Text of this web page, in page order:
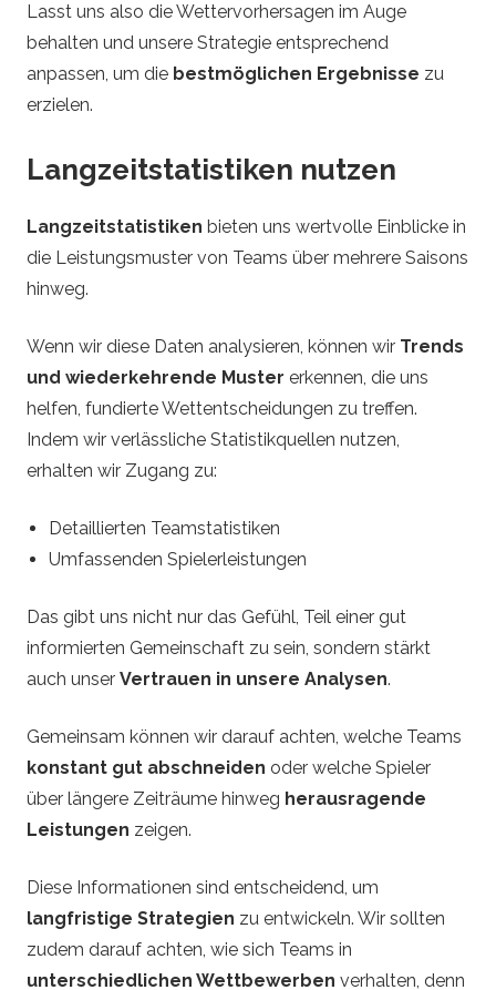
Lasst uns also die Wettervorhersagen im Auge
behalten und unsere Strategie entsprechend
anpassen, um die bestmöglichen Ergebnisse zu
erzielen.
Langzeitstatistiken nutzen
Langzeitstatistiken bieten uns wertvolle Einblicke in
die Leistungsmuster von Teams über mehrere Saisons
hinweg.
Wenn wir diese Daten analysieren, können wir Trends
und wiederkehrende Muster erkennen, die uns
helfen, fundierte Wettentscheidungen zu treffen.
Indem wir verlässliche Statistikquellen nutzen,
erhalten wir Zugang zu:
Detaillierten Teamstatistiken
Umfassenden Spielerleistungen
Das gibt uns nicht nur das Gefühl, Teil einer gut
informierten Gemeinschaft zu sein, sondern stärkt
auch unser Vertrauen in unsere Analysen.
Gemeinsam können wir darauf achten, welche Teams
konstant gut abschneiden oder welche Spieler
über längere Zeiträume hinweg herausragende
Leistungen zeigen.
Diese Informationen sind entscheidend, um
langfristige Strategien zu entwickeln. Wir sollten
zudem darauf achten, wie sich Teams in
unterschiedlichen Wettbewerben verhalten, denn